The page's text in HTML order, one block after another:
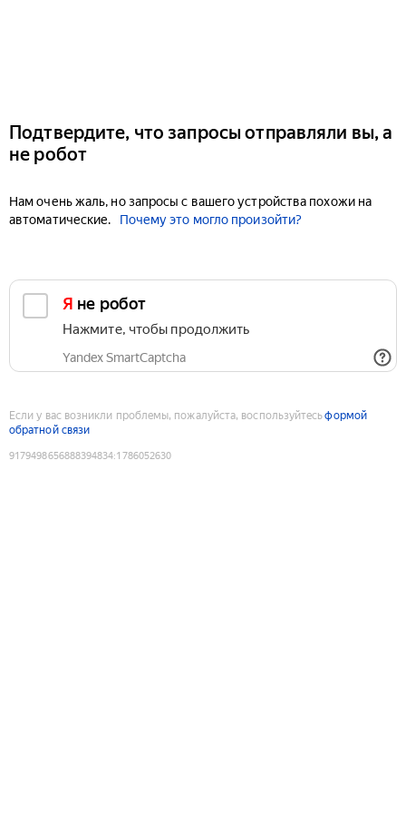
Подтвердите, что запросы отправляли вы, а
не робот
Нам очень жаль, но запросы с вашего устройства похожи на
автоматические.
Почему это могло произойти?
Я не робот
Нажмите, чтобы продолжить
Yandex SmartCaptcha
Если у вас возникли проблемы, пожалуйста, воспользуйтесьформой
обратной связи
9179498656888394834:1786052630